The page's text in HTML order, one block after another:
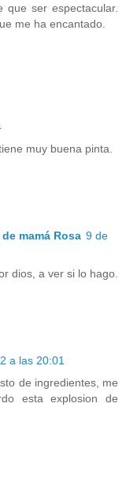
que ser espectacular.
me ha encantado.
muy buena pinta.
mamá Rosa 9 de
dios, a ver si lo hago.
a las 20:01
de ingredientes, me
esta explosion de